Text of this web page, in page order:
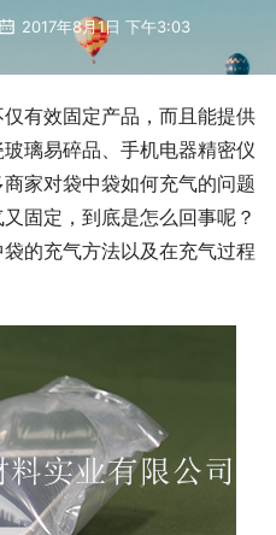
2017年8月1日 下午3:03
有效固定产品，而且能提供
璃易碎品、手机电器精密仪
家对袋中袋如何充气的问题
固定，到底是怎么回事呢？
的充气方法以及在充气过程